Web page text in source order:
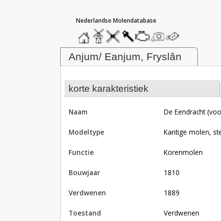
hoofdmenu
homemolendatabase
roedendatabase
assendatabase
motorendatabase
stuur
een
foto
stuur
een
bericht
Molen De Eendracht
Anjum/ Eanjum, Fryslân
korte karakteristiek
naam De Eendracht
modeltype Kantige molen,
functie korenmolen
bouwjaar 1810
verdwenen 1889
toestand verdwenen